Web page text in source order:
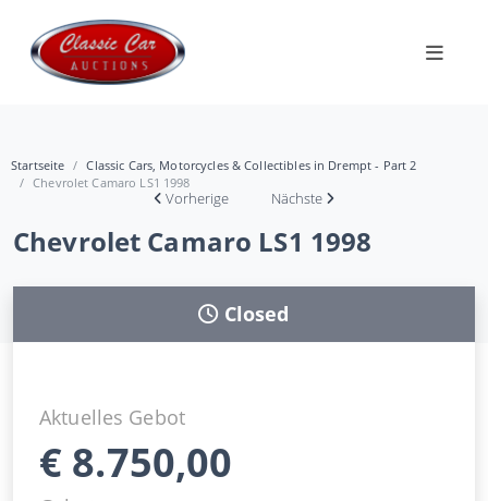
Startseite
Classic Cars, Motorcycles & Collectibles in Drempt - Part 2
Chevrolet Camaro LS1 1998
Vorherige Nächste
Chevrolet Camaro LS1 1998
Closed
Aktuelles Gebot
€ 8.750,00